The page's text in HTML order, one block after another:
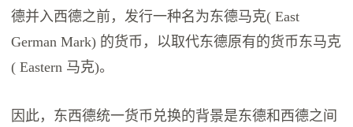
德并入西德之前，发行一种名为东德马克( East
German Mark) 的货币，以取代东德原有的货币东马克
( Eastern 马克)。
因此，东西德统一货币兑换的背景是东德和西德之间